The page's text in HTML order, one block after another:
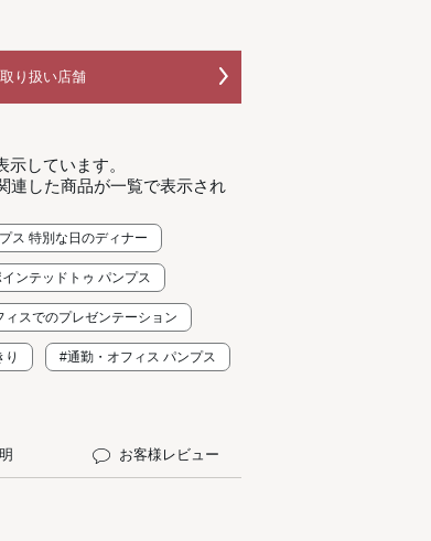
り扱い店舗
しています。
連した商品が一覧で表示され
ス 特別な日のディナー
ンテッドトゥ パンプス
ィスでのプレゼンテーション
り #通勤・オフィス パンプス
お客様レビュー